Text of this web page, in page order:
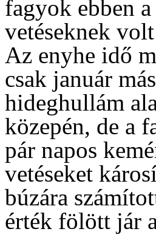
fagyok ebben
vetéseknek
Az enyhe idő
csak január
hideghullám
közepén, de a
pár napos
vetéseket
búzára
érték fölött jár